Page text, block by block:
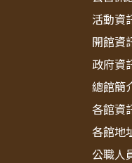
活動資
開館資
政府資
總館簡
各館資
各館地
公職人